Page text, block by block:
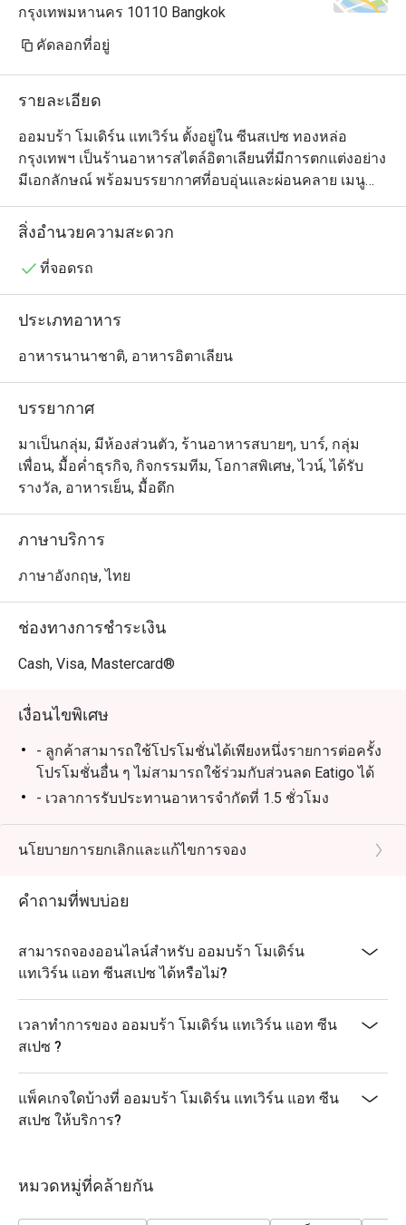
กรุงเทพมหานคร 10110 Bangkok
คัดลอกที่อยู่
รายละเอียด
ออมบร้า โมเดิร์น แทเวิร์น ตั้งอยู่ใน ซีนสเปซ ทองหล่อ
กรุงเทพฯ เป็นร้านอาหารสไตล์อิตาเลียนที่มีการตกแต่งอย่าง
มีเอกลักษณ์ พร้อมบรรยากาศที่อบอุ่นและผ่อนคลาย เมนู
ของร้านนำเสนออาหารอิตาเลียนแบบดั้งเดิม ผสมผสานกับ
ความคิดสร้างสรรค์เพื่อให้ได้รสชาติที่โดดเด่น โดยเลือกใช้
ประณีต เมนูแนะนำ ได้แก่ โคลด์คัท ชีสหลากชนิด พาสต้า
นอกจากนี้ร้านออมบร้า โมเดิร์น แทเวิร์น ยังเป็นสถานที่ที่
อาหารสุดพิเศษในบรรยากาศที่เป็นกันเองและแฝงด้วยเสน่ห์
สิ่งอำนวยความสะดวก
ที่จอดรถ
ประเภทอาหาร
อาหารนานาชาติ, อาหารอิตาเลียน
บรรยากาศ
มาเป็นกลุ่ม, มีห้องส่วนตัว, ร้านอาหารสบายๆ, บาร์, กลุ่ม
เพื่อน, มื้อค่ำธุรกิจ, กิจกรรมทีม, โอกาสพิเศษ, ไวน์, ได้รับ
รางวัล, อาหารเย็น, มื้อดึก
ภาษาบริการ
ภาษาอังกฤษ, ไทย
ช่องทางการชำระเงิน
Cash, Visa, Mastercard®
เงื่อนไขพิเศษ
- ลูกค้าสามารถใช้โปรโมชั่นได้เพียงหนึ่งรายการต่อครั้ง
โปรโมชั่นอื่น ๆ ไม่สามารถใช้ร่วมกับส่วนลด Eatigo ได้
- เวลาการรับประทานอาหารจำกัดที่ 1.5 ชั่วโมง
นโยบายการยกเลิกและแก้ไขการจอง
คำถามที่พบบ่อย
สามารถจองออนไลน์สำหรับ ออมบร้า โมเดิร์น
แทเวิร์น แอท ซีนสเปซ ได้หรือไม่?
เวลาทำการของ ออมบร้า โมเดิร์น แทเวิร์น แอท ซีน
สเปซ ?
แพ็คเกจใดบ้างที่ ออมบร้า โมเดิร์น แทเวิร์น แอท ซีน
สเปซ ให้บริการ?
หมวดหมู่ที่คล้ายกัน